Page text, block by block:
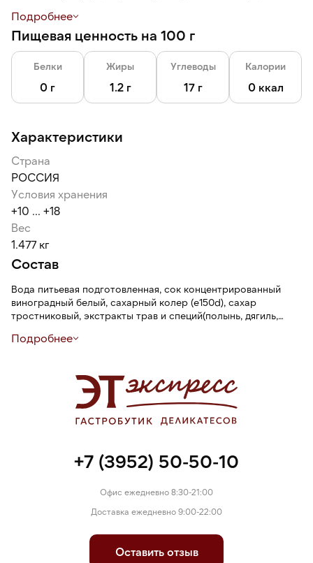
терпкими и пряными нотами. Послевкусие долгое, с легкой
горчинкой.
Подробнее
Пищевая ценность на 100 г
Белки
0 г
Жиры
1.2 г
Углеводы
17 г
Калории
0 ккал
Характеристики
Страна
РОССИЯ
Условия хранения
+10 ... +18
Вес
1.477 кг
Состав
Вода питьевая подготовленная, сок концентрированный
виноградный белый, сахарный колер (e150d), сахар
тростниковый, экстракты трав и специй(полынь, дягиль,
кислота аскорбиновая, соль, ксантановая камедь,
Подробнее
+7 (3952) 50-50-10
Офис ежедневно 8:30-21:00
Доставка ежедневно 9:00-22:00
Оставить отзыв